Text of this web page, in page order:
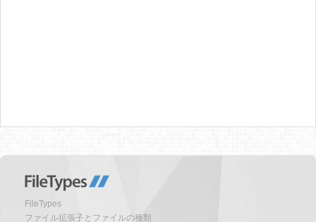
FileTypes
ファイル拡張子とファイルの種類